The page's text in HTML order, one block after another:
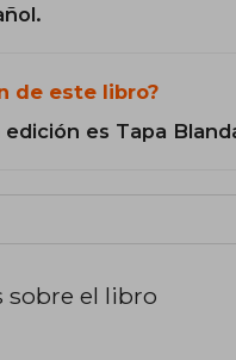
de este libro?
es Tapa
sobre el libro